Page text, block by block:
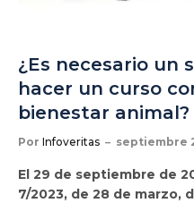
¿Es necesario un
hacer un curso
bienestar animal?
Por Infoveritas septiembre
El 29 de septiembre de
7/2023, de 28 de marzo,